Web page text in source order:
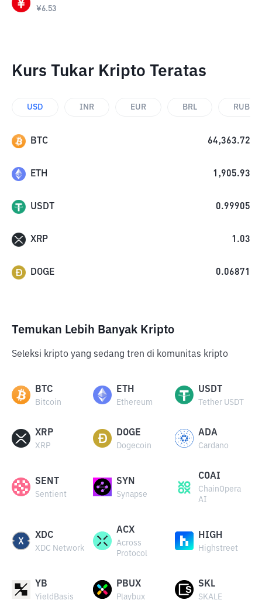
¥6.53
Kurs Tukar Kripto Teratas
USD INR EUR BRL RUB
BTC 64,363.72
ETH 1,905.93
USDT 0.99905
XRP 1.03
DOGE 0.06871
Temukan Lebih Banyak Kripto
Seleksi kripto yang sedang tren di komunitas kripto
BTC
Bitcoin
ETH
Ethereum
USDT
Tether USDT
XRP
XRP
DOGE
Dogecoin
ADA
Cardano
SENT
Sentient
SYN
Synapse
COAI
ChainOpera
AI
XDC
XDC Network
ACX
Across
Protocol
HIGH
Highstreet
YB
YieldBasis
PBUX
Playbux
SKL
SKALE